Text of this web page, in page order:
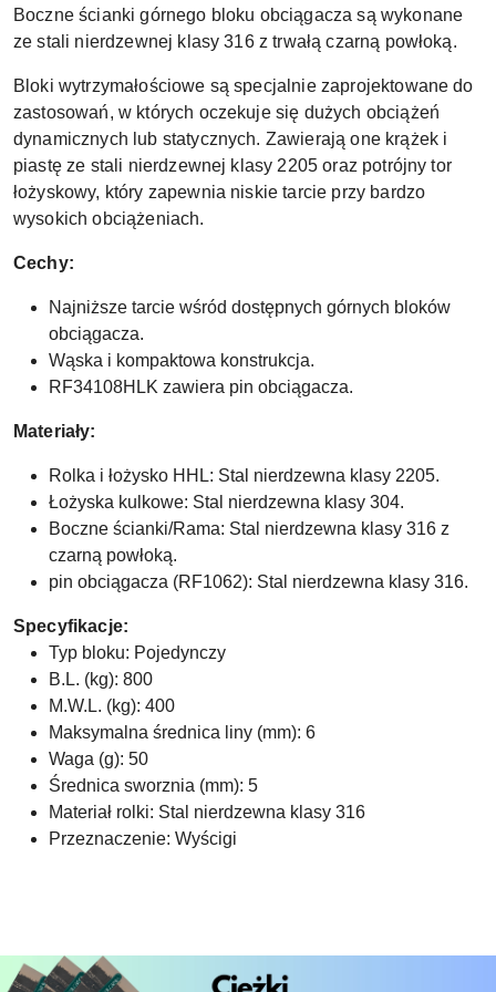
Boczne ścianki górnego bloku obciągacza są wykonane
ze stali nierdzewnej klasy 316 z trwałą czarną powłoką.
Bloki wytrzymałościowe są specjalnie zaprojektowane do
zastosowań, w których oczekuje się dużych obciążeń
dynamicznych lub statycznych. Zawierają one krążek i
piastę ze stali nierdzewnej klasy 2205 oraz potrójny tor
łożyskowy, który zapewnia niskie tarcie przy bardzo
wysokich obciążeniach.
Cechy:
Najniższe tarcie wśród dostępnych górnych bloków
obciągacza.
Wąska i kompaktowa konstrukcja.
RF34108HLK zawiera pin obciągacza.
Materiały:
Rolka i łożysko HHL: Stal nierdzewna klasy 2205.
Łożyska kulkowe: Stal nierdzewna klasy 304.
Boczne ścianki/Rama: Stal nierdzewna klasy 316 z
czarną powłoką.
pin obciągacza (RF1062): Stal nierdzewna klasy 316.
Specyfikacje:
Typ bloku: Pojedynczy
B.L. (kg): 800
M.W.L. (kg): 400
Maksymalna średnica liny (mm): 6
Waga (g): 50
Średnica sworznia (mm): 5
Materiał rolki: Stal nierdzewna klasy 316
Przeznaczenie: Wyścigi